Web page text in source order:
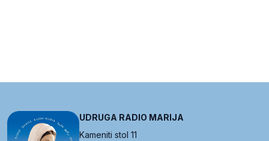
UDRUGA RADIO MARIJA
Kameniti stol 11